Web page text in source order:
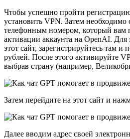
Чтобы успешно пройти
установить VPN. Затем необходимо
телефонным номером, который вам
активации аккаунта на OpenAI. Для
этот сайт, зарегистрируйтесь там и
рублей. После этого активируйте
выбрав страну (например,
Затем перейдите на этот сайт и
Далее вводим адрес своей